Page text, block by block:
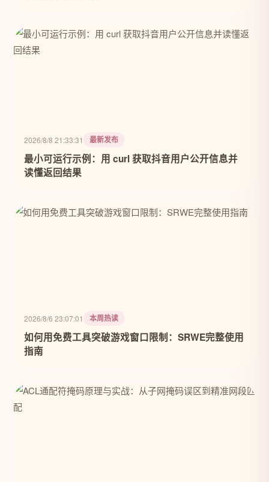
2026/8/8 21:33:31 最新发布
最小可运行示例：用 curl 获取抖音用户公开信息并
读懂返回结果
2026/8/6 23:07:01 本周热读
如何用免费工具突破游戏窗口限制：SRWE完整使用
指南